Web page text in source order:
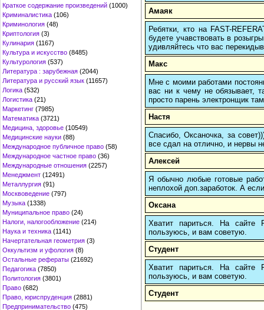
Краткое содержание произведений (1000)
Криминалистика (106)
Криминология (48)
Криптология (3)
Кулинария (1167)
Культура и искусство (8485)
Культурология (537)
Литература : зарубежная (2044)
Литература и русский язык (11657)
Логика (532)
Логистика (21)
Маркетинг (7985)
Математика (3721)
Медицина, здоровье (10549)
Медицинские науки (88)
Международное публичное право (58)
Международное частное право (36)
Международные отношения (2257)
Менеджмент (12491)
Металлургия (91)
Москвоведение (797)
Музыка (1338)
Муниципальное право (24)
Налоги, налогообложение (214)
Наука и техника (1141)
Начертательная геометрия (3)
Оккультизм и уфология (8)
Остальные рефераты (21692)
Педагогика (7850)
Политология (3801)
Право (682)
Право, юриспруденция (2881)
Предпринимательство (475)
Амаяк
Ребятки, кто на FAST-
будете учавствовать в
удивляйтесь что вас
Макс
Мне с моими работами
вас ни к чему не обязывает,
просто парень электронщик
Настя
Спасибо, Оксаночка, за
все сдал на отлично, и нервы
Алексей
Я обычно любые готовые
неплохой доп.заработок. А
Оксана
Хватит париться. На
пользуюсь, и вам советую.
Студент
Хватит париться. На
пользуюсь, и вам советую.
Студент